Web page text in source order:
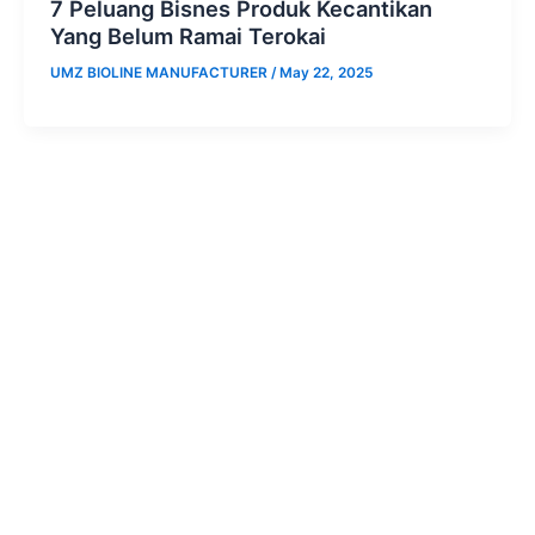
7 Peluang Bisnes Produk Kecantikan
Yang Belum Ramai Terokai
UMZ BIOLINE MANUFACTURER /May 22, 2025